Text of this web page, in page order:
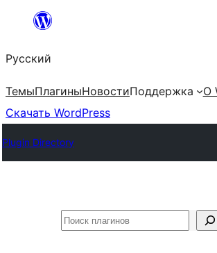
Перейти
содержимому
Русский
ТемыПлагиныНовостиПоддержка О
Скачать WordPress
Plugin Directory
Поиск